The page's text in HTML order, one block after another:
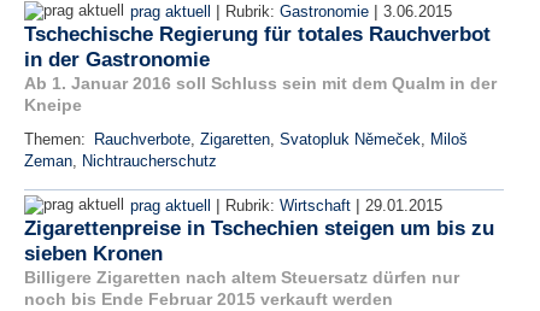
prag aktuell | Rubrik: Gastronomie | 3.06.2015
Tschechische Regierung für totales Rauchverbot
in der Gastronomie
Ab 1. Januar 2016 soll Schluss sein mit dem Qualm in der
Kneipe
Themen: Rauchverbote, Zigaretten, Svatopluk Němeček, Miloš
Zeman, Nichtraucherschutz
prag aktuell | Rubrik: Wirtschaft | 29.01.2015
Zigarettenpreise in Tschechien steigen um bis zu
sieben Kronen
Billigere Zigaretten nach altem Steuersatz dürfen nur
noch bis Ende Februar 2015 verkauft werden